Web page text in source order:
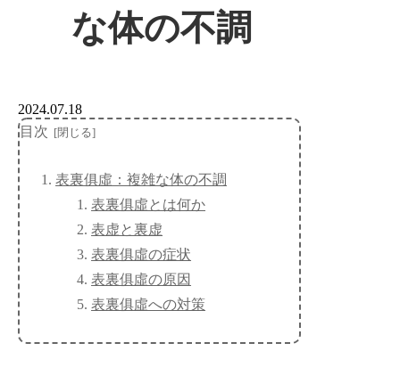
な体の不調
2024.07.18
目次
表裏俱虛：複雑な体の不調
表裏俱虛とは何か
表虚と裏虚
表裏俱虛の症状
表裏俱虛の原因
表裏俱虛への対策